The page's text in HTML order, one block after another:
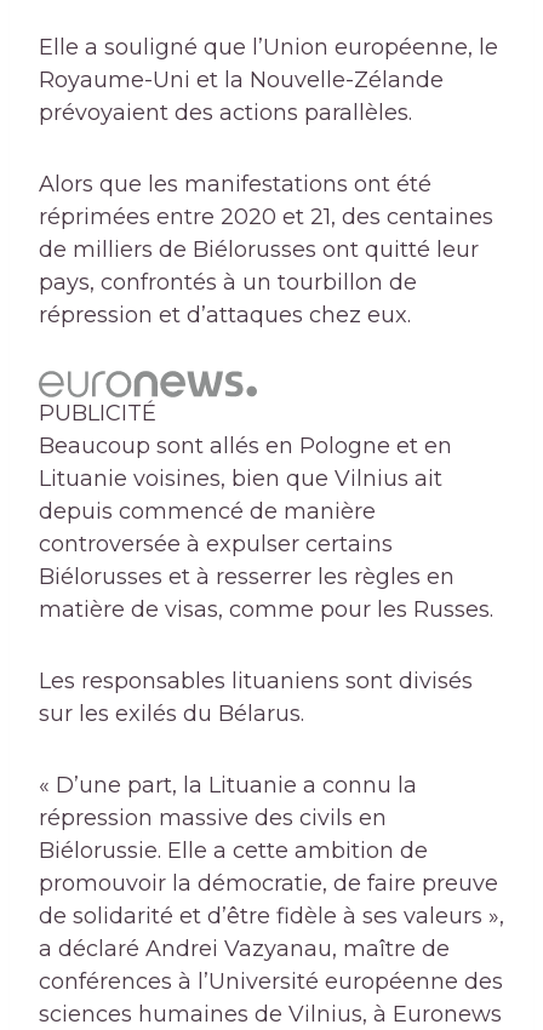
Elle a souligné que l’Union européenne, le
Royaume-Uni et la Nouvelle-Zélande
prévoyaient des actions parallèles.
Alors que les manifestations ont été
réprimées entre 2020 et 21, des centaines
de milliers de Biélorusses ont quitté leur
pays, confrontés à un tourbillon de
répression et d’attaques chez eux.
PUBLICITÉ
Beaucoup sont allés en Pologne et en
Lituanie voisines, bien que Vilnius ait
depuis commencé de manière
controversée à expulser certains
Biélorusses et à resserrer les règles en
matière de visas, comme pour les Russes.
Les responsables lituaniens sont divisés
sur les exilés du Bélarus.
« D’une part, la Lituanie a connu la
répression massive des civils en
Biélorussie. Elle a cette ambition de
promouvoir la démocratie, de faire preuve
de solidarité et d’être fidèle à ses valeurs »,
a déclaré Andrei Vazyanau, maître de
conférences à l’Université européenne des
sciences humaines de Vilnius, à Euronews